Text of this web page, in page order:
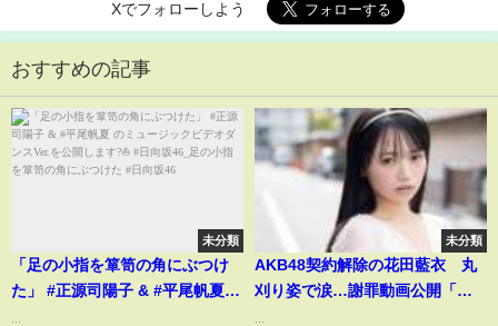
Xでフォローしよう
おすすめの記事
未分類
「足の小指を箪笥の角にぶつけ
た」 #正源司陽子 & #平尾帆夏
未分類
AKB48契約解除の花田藍衣 丸
刈り姿で涙…謝罪動画公開「ア